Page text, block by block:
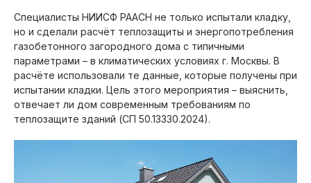
Специалисты НИИСФ РААСН не только испытали кладку,
но и сделали расчёт теплозащиты и энергопотребления
газобетонного загородного дома с типичными
параметрами – в климатических условиях г. Москвы. В
расчёте использовали те данные, которые получены при
испытании кладки. Цель этого мероприятия – выяснить,
отвечает ли дом современным требованиям по
теплозащите зданий (СП 50.13330.2024).